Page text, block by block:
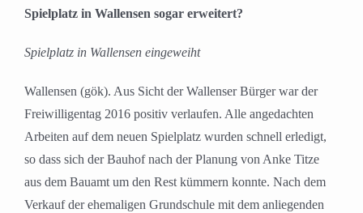
Spielplatz in Wallensen sogar erweitert?
Spielplatz in Wallensen eingeweiht
Wallensen (gök). Aus Sicht der Wallenser Bürger war der
Freiwilligentag 2016 positiv verlaufen. Alle angedachten
Arbeiten auf dem neuen Spielplatz wurden schnell erledigt,
so dass sich der Bauhof nach der Planung von Anke Titze
aus dem Bauamt um den Rest kümmern konnte. Nach dem
Verkauf der ehemaligen Grundschule mit dem anliegenden